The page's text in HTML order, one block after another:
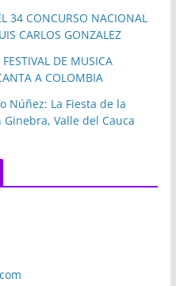
34 CONCURSO NACIONAL
CARLOS GONZALEZ
DE MUSICA
A COLOMBIA
Núñez: La Fiesta de la
Valle del Cauca